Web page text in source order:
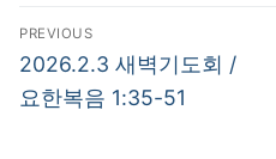
글
탐
색
PREVIOUS
Previous
post:
2026.2.3 새벽기도회 /
요한복음 1:35-51